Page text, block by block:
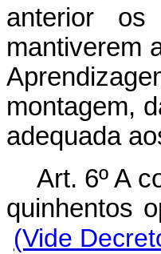
anterior os
mantiverem
montagem,
adequada
Art. 6º A
(Vide